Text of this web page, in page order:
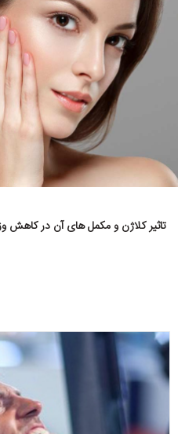
تاثیر کلاژن و مکمل های آن در کاهش وزن